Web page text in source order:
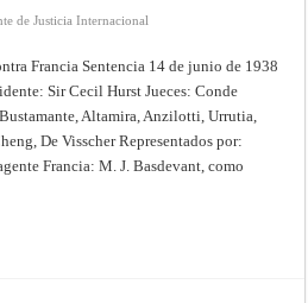
de Justicia Internacional
Francia Sentencia 14 de junio de 1938
Sir Cecil Hurst Jueces: Conde
Altamira, Anzilotti, Urrutia,
De Visscher Representados por:
Francia: M. J. Basdevant, como